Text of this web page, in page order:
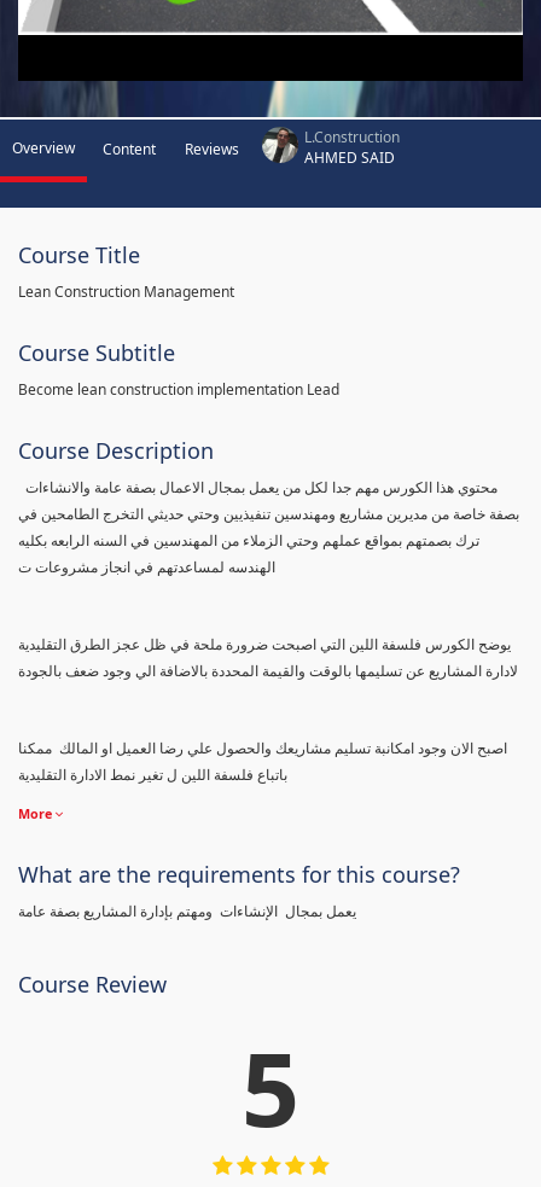
Overview Content Reviews
L.Construction
AHMED SAID
Course Title
Lean Construction Management
Course Subtitle
Become lean construction implementation Lead
Course Description
بصفة خاصة من مديرين مشاريع ومهندسين تنفيذيين وحتي حديثي التخرج الطامحين في
ترك بصمتهم بمواقع عملهم وحتي الزملاء من المهندسين في السنه الرابعه بكليه
الهندسه لمساعدتهم في انجاز مشروعات ت
يوضح الكورس فلسفة اللين التي اصبحت ضرورة ملحة في ظل عجز الطرق التقليدية
اصبح الان وجود امكانبة تسليم مشاريعك والحصول علي رضا العميل او المالك ممكنا
More
What are the requirements for this course?
Course Review
5